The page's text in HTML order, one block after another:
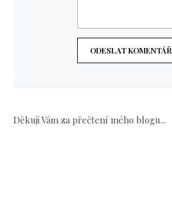
ODESLAT KOMENTÁŘ
Děkuji Vám za přečtení mého blogu...